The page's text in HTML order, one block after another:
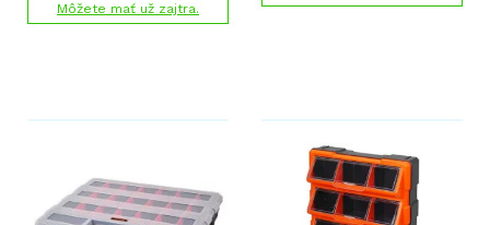
Môžete mať už zajtra.